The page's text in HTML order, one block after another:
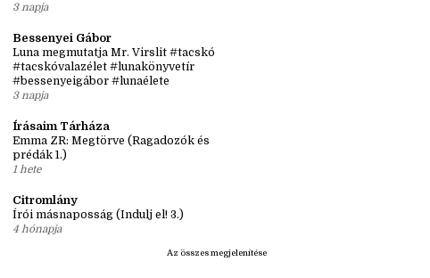
Kettős idősík: hol és hogyan érjen össze a
két történet?
3 napja
Bessenyei Gábor
#tacskóvalazélet #lunakönyvetír
#bessenyeigábor #lunaélete
3 napja
Emma ZR: Megtörve (Ragadozók és
prédák 1.)
1 hete